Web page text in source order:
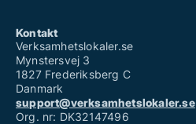
Kontakt
Verksamhetslokaler.se
Mynstersvej 3
1827 Frederiksberg C
Danmark
support@verksamhetslokaler.se
Org. nr: DK32147496